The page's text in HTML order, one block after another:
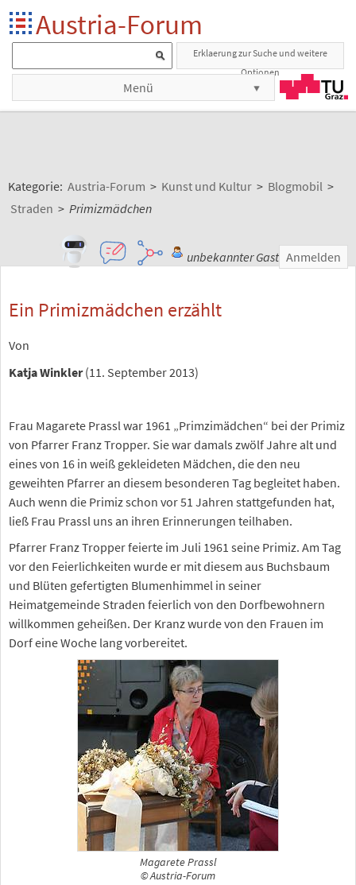
Austria-Forum
Erklaerung zur Suche und weitere
Optionen
Menü
Kategorie: Austria-Forum > Kunst und Kultur > Blogmobil >
Straden > Primizmädchen
unbekannter Gast Anmelden
Ein Primizmädchen erzählt
Von
Katja Winkler(11. September 2013)
Frau Magarete Prassl war 1961 „Primzimädchen“ bei der Primiz
von Pfarrer Franz Tropper. Sie war damals zwölf Jahre alt und
eines von 16 in weiß gekleideten Mädchen, die den neu
geweihten Pfarrer an diesem besonderen Tag begleitet haben.
Auch wenn die Primiz schon vor 51 Jahren stattgefunden hat,
ließ Frau Prassl uns an ihren Erinnerungen teilhaben.
Pfarrer Franz Tropper feierte im Juli 1961 seine Primiz. Am Tag
vor den Feierlichkeiten wurde er mit diesem aus Buchsbaum
und Blüten gefertigten Blumenhimmel in seiner
Heimatgemeinde Straden feierlich von den Dorfbewohnern
willkommen geheißen. Der Kranz wurde von den Frauen im
Dorf eine Woche lang vorbereitet.
Magarete Prassl
© Austria-Forum